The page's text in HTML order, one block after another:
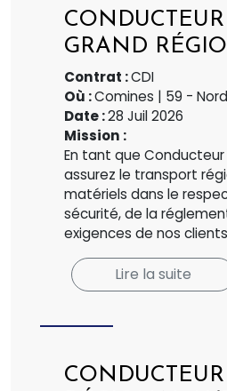
GRAND
Contrat :CDI
Où :Comines | 59 - Nord
Date :28 Juil 2026
Mission :
En tant que Conducteur
assurez le transport
matériels dans le
sécurité, de la
exigences de nos
Lire la suite